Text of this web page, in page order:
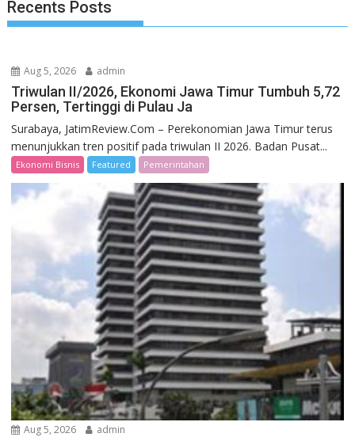
Recents Posts
Aug 5, 2026 admin
Triwulan II/2026, Ekonomi Jawa Timur Tumbuh 5,72
Persen, Tertinggi di Pulau Ja
Surabaya, JatimReview.Com – Perekonomian Jawa Timur terus
menunjukkan tren positif pada triwulan II 2026. Badan Pusat...
Ekonomi Bisnis Featured Pemerintahan
Aug 5, 2026 admin